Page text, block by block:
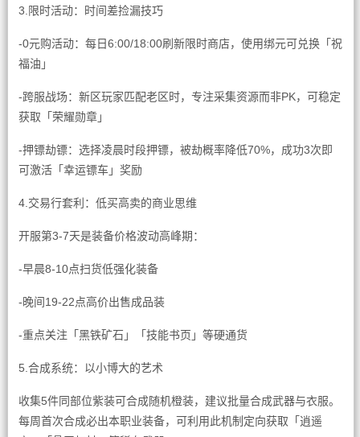
3.限时活动：时间差捡漏技巧
-0元购活动：每日6:00/18:00刷新限时商店，使用绑元可兑换「祝
福油」
-跨服战场：新区玩家匹配老区时，专注采集资源而非PK，可稳定
获取「荣耀勋章」
-押镖劫镖：选择凌晨时段押镖，被劫概率降低70%，成功3次即
可激活「幸运镖车」奖励
4.交易行套利：低买高卖的商业思维
开服第3-7天是装备价格波动高峰期：
-早晨8-10点扫货低强化装备
-晚间19-22点高价出售成品装
-重点关注「黑铁矿石」「技能书页」等硬通货
5.合成系统：以小博大的艺术
收集5件同部位紫装可合成随机橙装，建议批量合成武器与衣服。
每周首次合成必出本职业装备，可利用此机制定向获取「逍遥